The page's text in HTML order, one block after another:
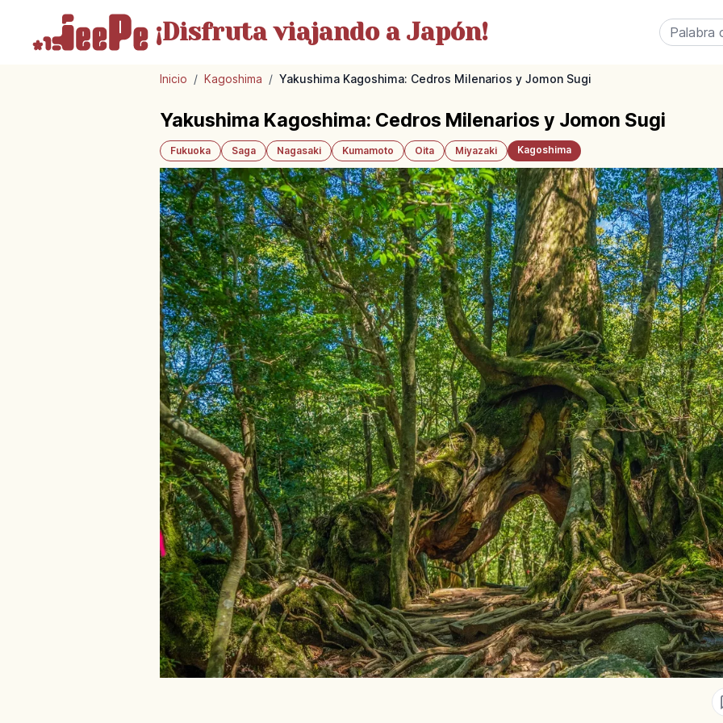
¡Disfrutaviajando a Japón!
Inicio / Kagoshima / Yakushima Kagoshima: Cedros Milenarios y Jomon Sugi
Yakushima Kagoshima: Cedros Milenarios y Jomon Sugi
Fukuoka Saga Nagasaki Kumamoto Oita Miyazaki Kagoshima